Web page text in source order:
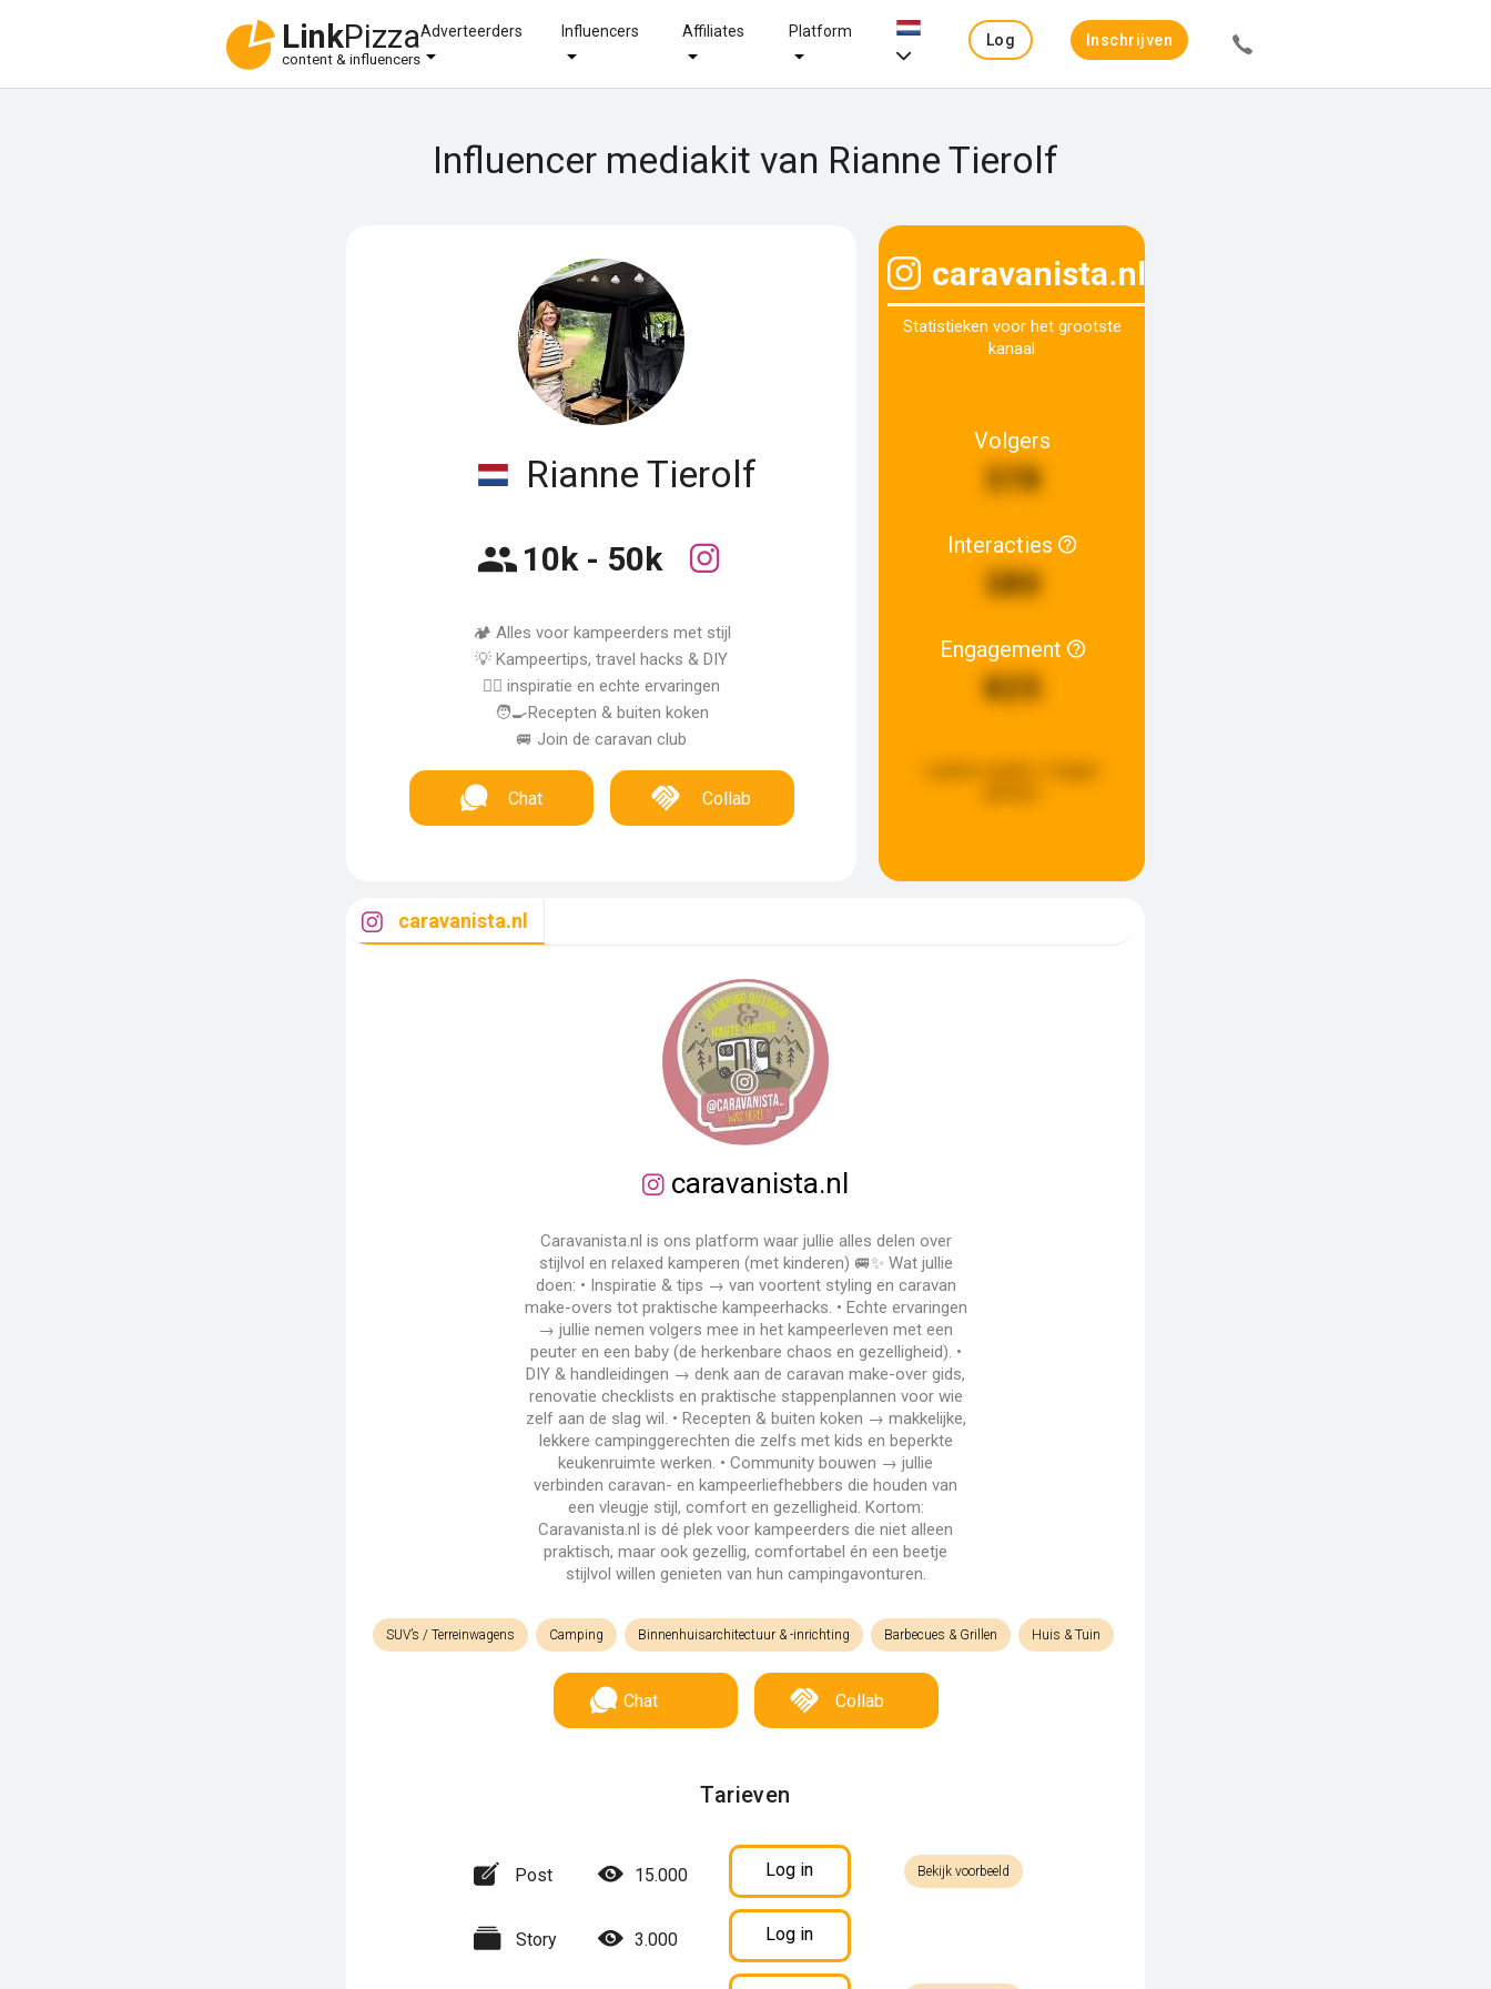
LinkPizza
content & influencers
Adverteerders Influencers Affiliates Platform
Log
Inschrijven
Influencer mediakit van Rianne Tierolf
Rianne Tierolf
10k - 50k
🏕 Alles voor kampeerders met stijl
💡 Kampeertips, travel hacks & DIY
👇🏽 inspiratie en echte ervaringen
🧑‍🍳Recepten & buiten koken
🚐 Join de caravan club
Chat Collab
caravanista.nl
Statistieken voor het grootste
kanaal
Volgers
378
Interacties
380
Engagement
825
caravanista.nl
caravanista.nl
Caravanista.nl is ons platform waar jullie alles delen over
stijlvol en relaxed kamperen (met kinderen) 🚐✨ Wat jullie
doen: • Inspiratie & tips → van voortent styling en caravan
make-overs tot praktische kampeerhacks. • Echte ervaringen
→ jullie nemen volgers mee in het kampeerleven met een
peuter en een baby (de herkenbare chaos en gezelligheid). •
DIY & handleidingen → denk aan de caravan make-over gids,
renovatie checklists en praktische stappenplannen voor wie
zelf aan de slag wil. • Recepten & buiten koken → makkelijke,
lekkere campinggerechten die zelfs met kids en beperkte
keukenruimte werken. • Community bouwen → jullie
verbinden caravan- en kampeerliefhebbers die houden van
een vleugje stijl, comfort en gezelligheid. Kortom:
Caravanista.nl is dé plek voor kampeerders die niet alleen
praktisch, maar ook gezellig, comfortabel én een beetje
stijlvol willen genieten van hun campingavonturen.
SUV’s / Terreinwagens Camping Binnenhuisarchitectuur & -inrichting Barbecues & Grillen Huis & Tuin
Chat Collab
Tarieven
Post 15.000 Log in Bekijk voorbeeld
Story 3.000 Log in